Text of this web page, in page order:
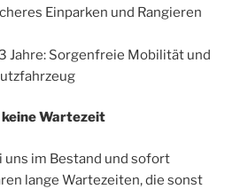
Einparken und Rangieren
Jahre: Sorgenfreie Mobilität und
Wartezeit
uns im Bestand und sofort
lange Wartezeiten, die sonst